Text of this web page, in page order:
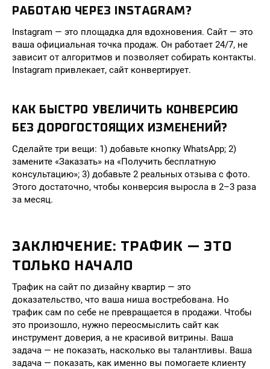
РАБОТАЮ ЧЕРЕЗ INSTAGRAM?
Instagram — это площадка для вдохновения. Сайт — это
ваша официальная точка продаж. Он работает 24/7, не
зависит от алгоритмов и позволяет собирать контакты.
Instagram привлекает, сайт конвертирует.
КАК БЫСТРО УВЕЛИЧИТЬ КОНВЕРСИЮ
БЕЗ ДОРОГОСТОЯЩИХ ИЗМЕНЕНИЙ?
Сделайте три вещи: 1) добавьте кнопку WhatsApp; 2)
замените «Заказать» на «Получить бесплатную
консультацию»; 3) добавьте 2 реальных отзыва с фото.
Этого достаточно, чтобы конверсия выросла в 2–3 раза
за месяц.
ЗАКЛЮЧЕНИЕ: ТРАФИК — ЭТО
ТОЛЬКО НАЧАЛО
Трафик на сайт по дизайну квартир — это
доказательство, что ваша ниша востребована. Но
трафик сам по себе не превращается в продажи. Чтобы
это произошло, нужно переосмыслить сайт как
инструмент доверия, а не красивой витрины. Ваша
задача — не показать, насколько вы талантливы. Ваша
задача — показать, как именно вы помогаете клиенту